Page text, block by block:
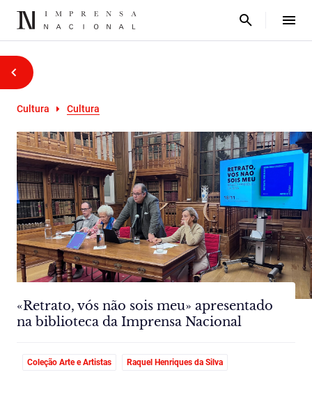
Cultura Cultura
«Retrato, vós não sois meu» apresentado
na biblioteca da Imprensa Nacional
Coleção Arte e Artistas Raquel Henriques da Silva